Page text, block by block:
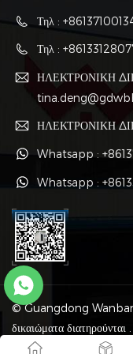
οποιονδήποτε
μπουλονιών, μπορεί να
αποσυναρμολογηθεί
γρήγορα.
Τηλ :
Τηλ :
ΗΛΕΚΤΡΟΝΙΚΗ
ΗΛΕΚΤΡΟΝΙΚΗ
Whatsapp :
Whatsapp :
© Guangdong
δικαιώματα διατηρούνται .
Χάρτης ιστότοπου |